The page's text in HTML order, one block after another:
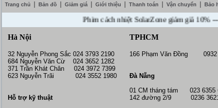
Trang chủ Bản đồ Giảm giá Giới thiệu Thanh toán Vận chuyển Bảo
Phim cách nhiệt SolarZone giảm giá 10% ---
Hà Nội
32 Nguyễn Phong Sắc 024 3793 2190
684 Nguyễn Văn Cừ 024 3652 1282
371 Trần Khát Chân 024 3972 7399
623 Nguyễn Trãi 024 3552 1980
Hỗ trợ kỹ thuật
TPHCM
166 Phạm Văn Đồng 0932
Đà Nẵng
01 CM tháng tám 023 6355
142 đường 2/9 0236